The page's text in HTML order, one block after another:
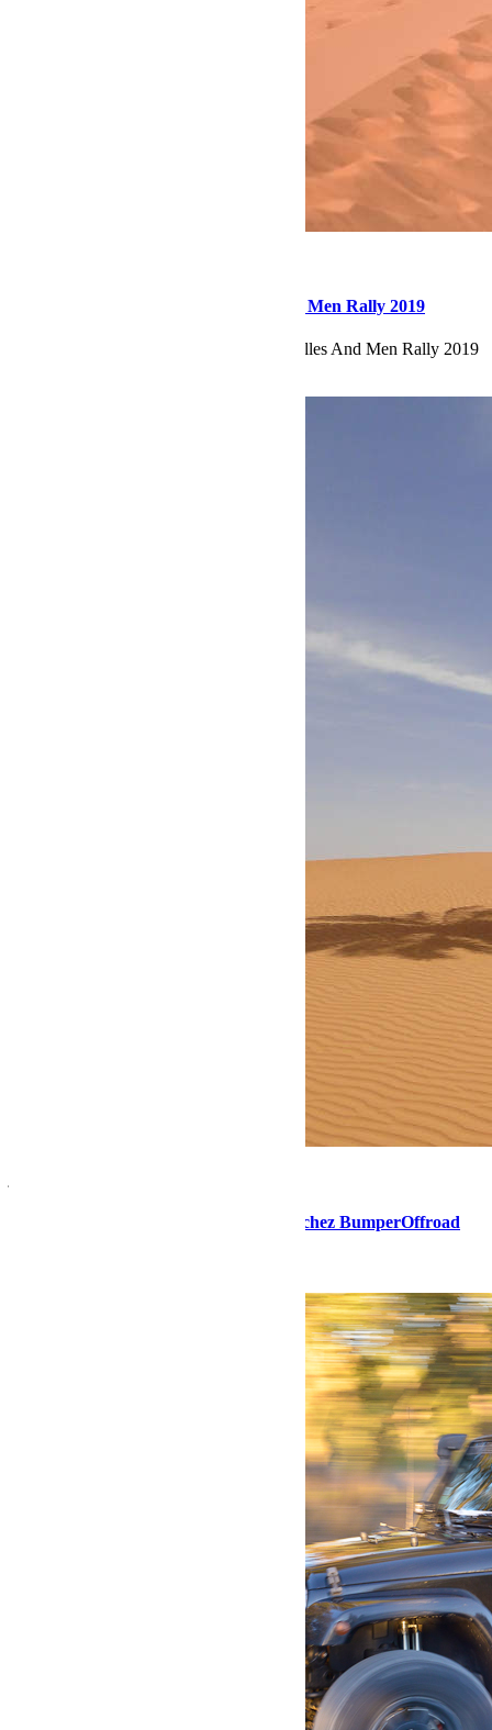
Le team Vulpes Zerda, au Gazelles And Men Rally 2019
Retour sur le Team Vulpes Zerda, au Gazelles And Men Rally 2019
L’Aventura Cup 2025, louer votre 4X4 chez BumperOffroad